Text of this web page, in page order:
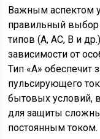
Важным аспектом
правильный выбор
типов (А, AC, B и
зависимости от
Тип «А» обеспечит
пульсирующего
бытовых условий,
для защиты
постоянным током.